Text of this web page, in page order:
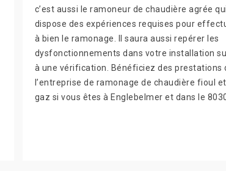
c’est aussi le ramoneur de chaudière agrée qui
dispose des expériences requises pour
à bien le ramonage. Il saura aussi repérer les
dysfonctionnements dans votre installation
à une vérification. Bénéficiez des prestations
l’entreprise de ramonage de chaudière fioul et
gaz si vous êtes à Englebelmer et dans le